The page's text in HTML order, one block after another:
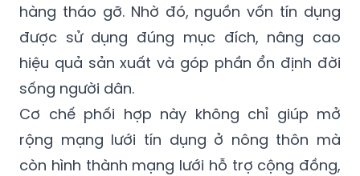
hàng tháo gỡ. Nhờ đó, nguồn vốn tín dụng
được sử dụng đúng mục đích, nâng cao
hiệu quả sản xuất và góp phần ổn định đời
sống người dân.
Cơ chế phối hợp này không chỉ giúp mở
rộng mạng lưới tín dụng ở nông thôn mà
còn hình thành mạng lưới hỗ trợ cộng đồng,